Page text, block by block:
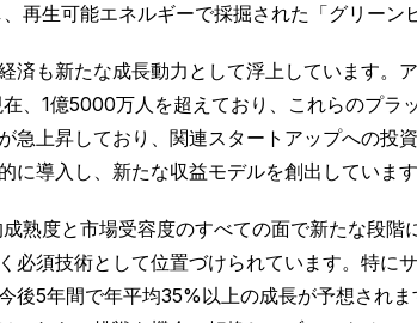
再生可能エネルギーで採掘された「グリーン
済も新たな成長動力として浮上しています
、1億5000万人を超えており、これらのプ
急上昇しており、関連スタートアップへの
導入し、新たな収益モデルを創出しています
熟度と市場受容度のすべての面で新たな段
必須技術として位置づけられています。特
後5年間で年平均35%以上の成長が予想され